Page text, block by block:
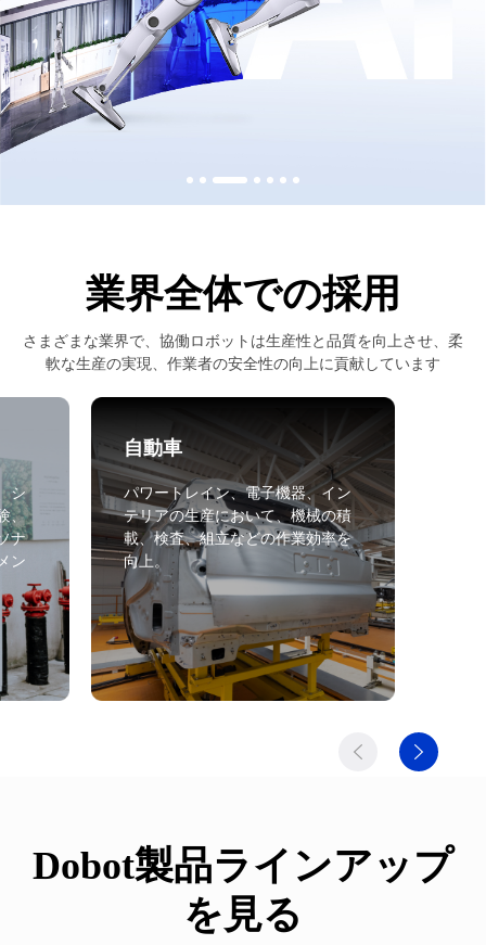
業界全体での採用
さまざまな業界で、協働ロボットは生産性と品質を向上させ、柔
軟な生産の実現、作業者の安全性の向上に貢献しています
シ
、
ナ
ン
自動車
パワートレイン、電子機器、イン
テリアの生産において、機械の積
載、検査、組立などの作業効率を
向上。
Dobot製品ラインアップ
を見る